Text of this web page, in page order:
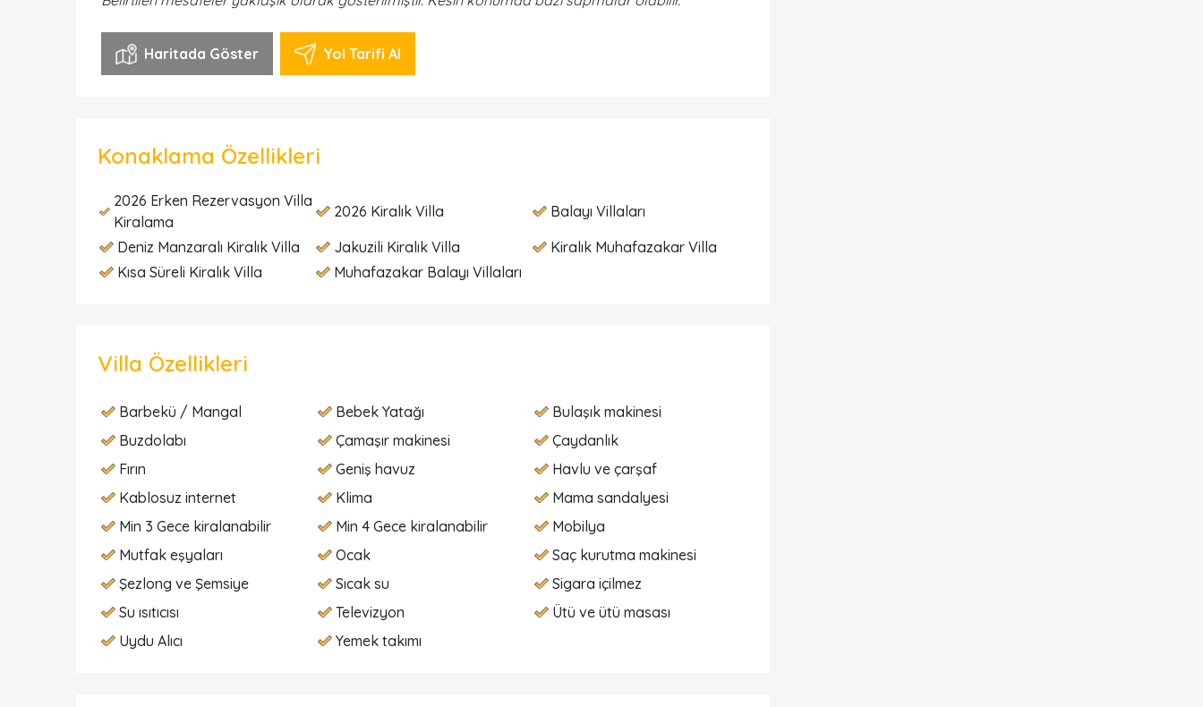
Haritada Göster Yol Tarifi Al
Konaklama Özellikleri
2026 Erken Rezervasyon Villa
Kiralama
2026 Kiralık Villa
Balayı Villaları
Deniz Manzaralı Kiralık Villa
Jakuzili Kiralık Villa
Kiralık Muhafazakar Villa
Kısa Süreli Kiralık Villa
Muhafazakar Balayı Villaları
Villa Özellikleri
Barbekü / Mangal Bebek Yatağı
Bulaşık makinesi
Buzdolabı
Çamaşır makinesi
Çaydanlık
Fırın
Geniş havuz
Havlu ve çarşaf
Kablosuz internet
Klima
Mama sandalyesi
Min 3 Gece kiralanabilir
Min 4 Gece kiralanabilir
Mobilya
Mutfak eşyaları
Ocak
Saç kurutma makinesi
Şezlong ve Şemsiye
Sıcak su
Sigara içilmez
Su ısıtıcısı
Televizyon
Ütü ve ütü masası
Uydu Alıcı
Yemek takımı